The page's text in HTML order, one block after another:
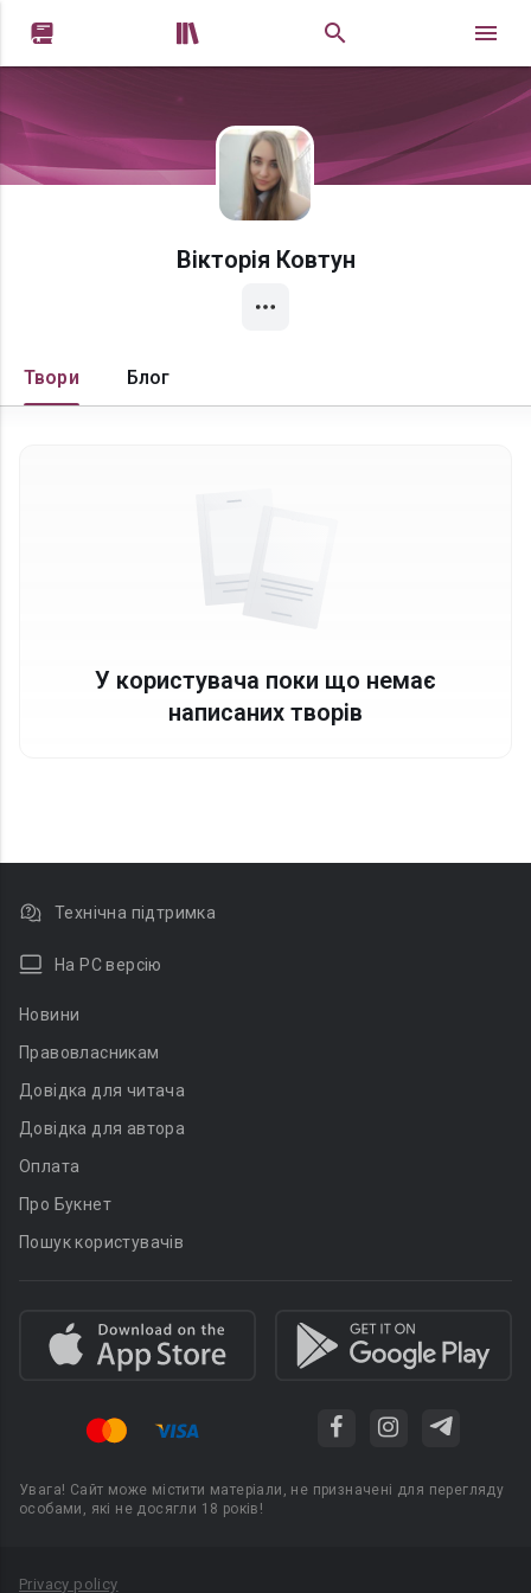
 
Вікторія Ковтун
Твори Блог
У користувача поки що немає
написаних творів
Технічна підтримка
На PC версію
Новини
Правовласникам
Довідка для читача
Довідка для автора
Оплата
Про Букнет
Пошук користувачів
Увага! Сайт може містити матеріали, не призначені для перегляду
особами, які не досягли 18 років!
Privacy policy